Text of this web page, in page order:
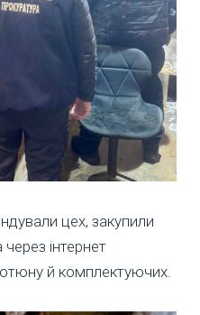
цех, закупили
інтернет
й комплектуючих.